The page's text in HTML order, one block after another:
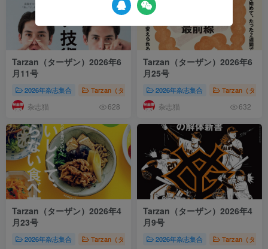
Tarzan（ターザン）2026年6
月11号
2026年杂志集合 Tarzan（ターザン） 株式会社マガジンハウス（
杂志猫 628
Tarzan（ターザン）2026年6
月25号
2026年杂志集合 Tarzan（ター
杂志猫 632
Tarzan（ターザン）2026年4
月23号
2026年杂志集合 Tarzan（ターザン） 株式会社マガジンハウス（
Tarzan（ターザン）2026年4
月9号
2026年杂志集合 Tarzan（ター